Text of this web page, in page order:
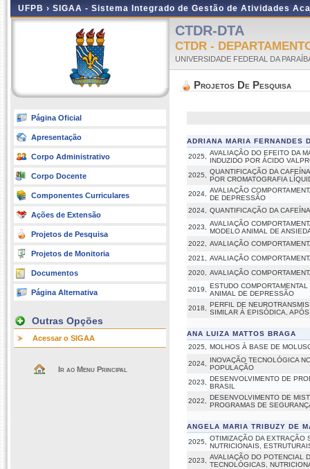
UFPB › SIGAA - Sistema Integrado de Gestão de Atividades
Página Oficial
Apresentação
Corpo Administrativo
Corpo Docente
Componentes Curriculares
Ações de Extensão
Projetos de Pesquisa
Projetos de Monitoria
Documentos
Página Alternativa
Outras Opções
Acessar o SIGAA
Ir ao Menu Principal
CTDR-DTA
CTDR -
UNIVERSIDADE FEDERAL DA
Projetos De Pesquisa
ADRIANA MARIA FERNANDES
2025,
AVALIAÇÃO DO EFEITO DA
INDUZIDO POR ÁCIDO
2025,
QUANTIFICAÇÃO DA
POR CROMATOGRAFIA
2024,
AVALIAÇÃO
DE DEPRESSÃO
2024,
QUANTIFICAÇÃO DA
2023,
AVALIAÇÃO
MODELO ANIMAL DE
2022,
AVALIAÇÃO
2021,
AVALIAÇÃO
2020,
AVALIAÇÃO
2019,
ESTUDO
ANIMAL DE DEPRESSÃO
2018,
PERFIL DE
SIMILAR À EPISÓDICA,
ANA LUIZA MATTOS BRAGA
2025,
MOLHOS À BASE DE
2024,
INOVAÇÃO TECNOLÓGICA
POPULAÇÃO
2023,
DESENVOLVIMENTO DE
BRASIL
2022,
DESENVOLVIMENTO DE
PROGRAMAS DE
ANGELA MARIA TRIBUZY DE
2025,
OTIMIZAÇÃO DA EXTRAÇÃO
NUTRICIONAIS,
2023,
AVALIAÇÃO DO POTENCIAL
TECNOLÓGICAS,